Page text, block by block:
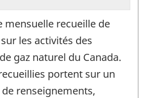
mensuelle recueille de
les activités des
gaz naturel du Canada.
portent sur un
renseignements,